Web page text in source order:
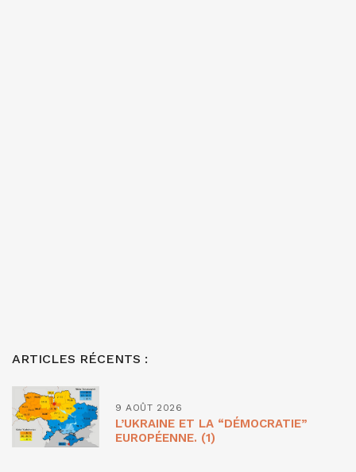
ARTICLES RÉCENTS :
9 AOÛT 2026
L’UKRAINE ET LA “DÉMOCRATIE”
EUROPÉENNE. (1)